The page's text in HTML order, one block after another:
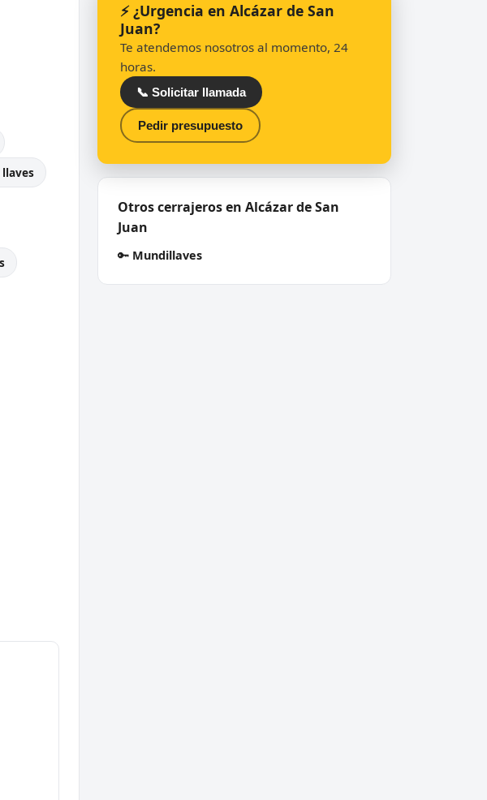
⚡ ¿Urgencia en Alcázar de San
Juan?
Te atendemos nosotros al momento, 24
horas.
📞 Solicitar llamada
Pedir presupuesto
Otros cerrajeros en Alcázar de San
Juan
🔑 Mundillaves